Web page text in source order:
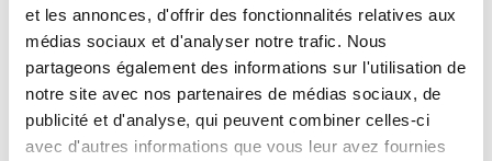
et les annonces, d'offrir des fonctionnalités relatives aux
médias sociaux et d'analyser notre trafic. Nous
partageons également des informations sur l'utilisation de
notre site avec nos partenaires de médias sociaux, de
publicité et d'analyse, qui peuvent combiner celles-ci
avec d'autres informations que vous leur avez fournies
Padel
Autres